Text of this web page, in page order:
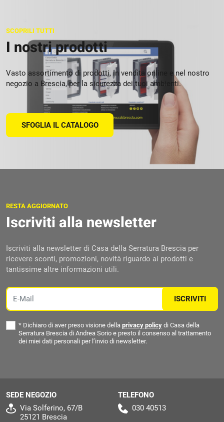
SCOPRILI TUTTI
I nostri prodotti
Vasto assortimento di prodotti, in vendita online e nel nostro
negozio a Brescia, per la sicurezza dei tuoi ambienti.
SFOGLIA IL CATALOGO
RESTA AGGIORNATO
Iscriviti alla newsletter
Iscriviti alla newsletter di Casa della Serratura Brescia per
ricevere sconti, promozioni, novità riguardo ai prodotti e
tantissime altre informazioni utili.
Email
ISCRIVITI
*Dichiaro di aver preso visione della privacy policydi Casa della
Serratura Brescia di Andrea Sorio e presto il consenso al trattamento
dei miei dati personali per l’invio di newsletter.
SEDE NEGOZIO
Via Solferino, 67/B
25121 Brescia
TELEFONO
030 40513